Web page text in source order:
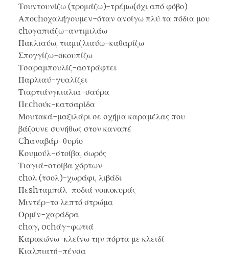
Τουντουνίζω (τρομάζω)-τρέμω(όχι από φόβο)
Αποchοχαλήγουμεν-όταν ανοίγω πλύ τα πόδια μου
chογαπιάζω-αντιμιλάω
Πακλιαύω, τιαμιζλιαύω-καθαρίζω
Σπογγίζω-σκουπίζω
Τσαραμπουλίζ-αστράφτει
Παρλιαύ-γυαλίζει
Τιαρτιάνγκιαλια-σαύρα
Πεchούκ-κατσαρίδα
Μουτακά-μαξιλάρι σε σχήμα καραμέλας που
βάζουνε συνήθως στον καναπέ
Chαναβάρ-θυρίο
Κουμούλ-στοίβα, σωρός
Τιαγιά-στοίβα χόρτων
chολ (τσολ)-χωράφι, λιβάδι
Πεshταμπάλ-ποδιά νοικοκυράς
Μιντέρ-το λεπτό στρώμα
Ορμίν-χαράδρα
chαγ, ochάγ-φωτιά
Καρακώνω-κλείνω την πόρτα με κλειδί
Κιαλπιατή-πένσα